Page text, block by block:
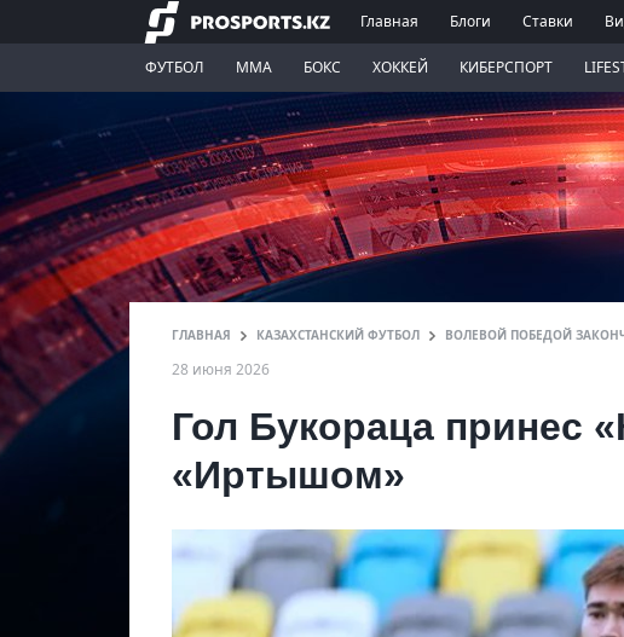
Главная Блоги Ставки
ФУТБОЛ ММА БОКС ХОККЕЙ КИБЕРСПОРТ
ГЛАВНАЯ КАЗАХСТАНСКИЙ ФУТБОЛ ВОЛЕВОЙ ПОБЕДОЙ
28 июня 2026
Гол Букораца принес
«Иртышом»